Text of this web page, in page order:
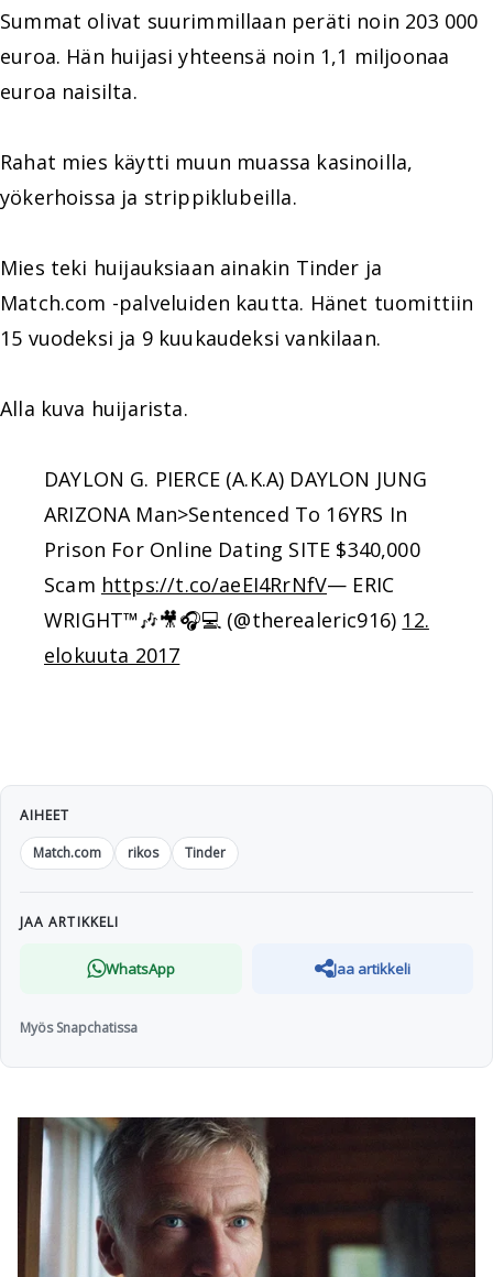
Summat olivat suurimmillaan peräti noin 203 000
euroa. Hän huijasi yhteensä noin 1,1 miljoonaa
euroa naisilta.
Rahat mies käytti muun muassa kasinoilla,
yökerhoissa ja strippiklubeilla.
Mies teki huijauksiaan ainakin Tinder ja
Match.com -palveluiden kautta. Hänet tuomittiin
15 vuodeksi ja 9 kuukaudeksi vankilaan.
Alla kuva huijarista.
DAYLON G. PIERCE (A.K.A) DAYLON JUNG
ARIZONA Man>Sentenced To 16YRS In
Prison For Online Dating SITE $340,000
Scam https://t.co/aeEI4RrNfV— ERIC
WRIGHT™🎶🎥🎧💻 (@therealeric916) 12.
elokuuta 2017
AIHEET
Match.com
rikos Tinder
JAA ARTIKKELI
WhatsApp Jaa artikkeli
Myös Snapchatissa